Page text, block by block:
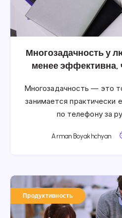
Многозадачность у
менее эффективна,
Многозадачность — это
занимается практически
по телефону за
Arman Boyakhchyan
Продуктивность